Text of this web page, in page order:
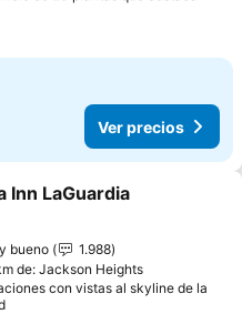
Ver precios
a favoritos
Inn LaGuardia
bueno
1.988
de: Jackson Heights
con vistas al skyline de la